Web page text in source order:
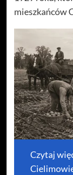
mieszkańców
Czytaj